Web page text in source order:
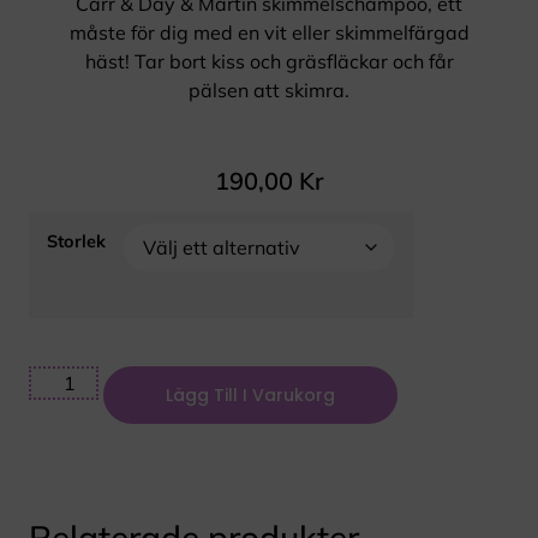
måste för dig med en vit eller skimmelfärgad
häst! Tar bort kiss och gräsfläckar och får
pälsen att skimra.
190,00 Kr
Storlek
Lägg Till I Varukorg